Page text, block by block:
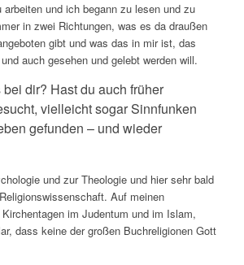
und ich begann zu lesen und zu
in zwei Richtungen, was es da draußen
gibt und was das in mir ist, das
auch gesehen und gelebt werden will.
dir? Hast du auch früher
vielleicht sogar Sinnfunken
gefunden – und wieder
und zur Theologie und hier sehr bald
Auf meinen
im Judentum und im Islam,
dass keine der großen Buchreligionen Gott